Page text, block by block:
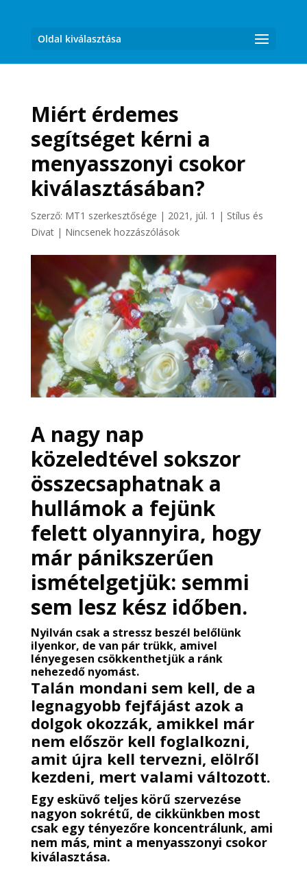
Oldal kiválasztása
Miért érdemes
segítséget kérni a
menyasszonyi csokor
kiválasztásában?
Szerző: MT1 szerkesztősége | 2021, júl. 1 | Stílus és
Divat| Nincsenek hozzászólások
A nagy nap
közeledtével sokszor
összecsaphatnak a
hullámok a fejünk
felett olyannyira, hogy
már pánikszerűen
ismételgetjük: semmi
sem lesz kész időben.
Nyilván csak a stressz beszél belőlünk
ilyenkor, de van pár trükk, amivel
lényegesen csökkenthetjük a ránk
nehezedő nyomást.
Talán mondani sem kell, de a
legnagyobb fejfájást azok a
dolgok okozzák, amikkel már
nem először kell foglalkozni,
amit újra kell tervezni, elölről
kezdeni, mert valami változott.
Egy esküvő teljes körű szervezése
nagyon sokrétű, de cikkünkben most
csak egy tényezőre koncentrálunk, ami
nem más, mint a menyasszonyi csokor
kiválasztása.